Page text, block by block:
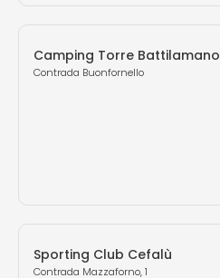
Camping Torre Battilamano
Contrada Buonfornello
Sporting Club Cefalù
Contrada Mazzaforno, 1